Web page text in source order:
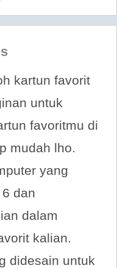
kartun favorit
untuk
favoritmu di
mudah lho.
yang
dan
dalam
kalian.
didesain untuk